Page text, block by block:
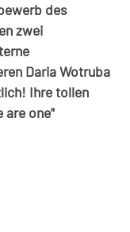
des
zwei
Daria Wotruba
Ihre tollen
are one"